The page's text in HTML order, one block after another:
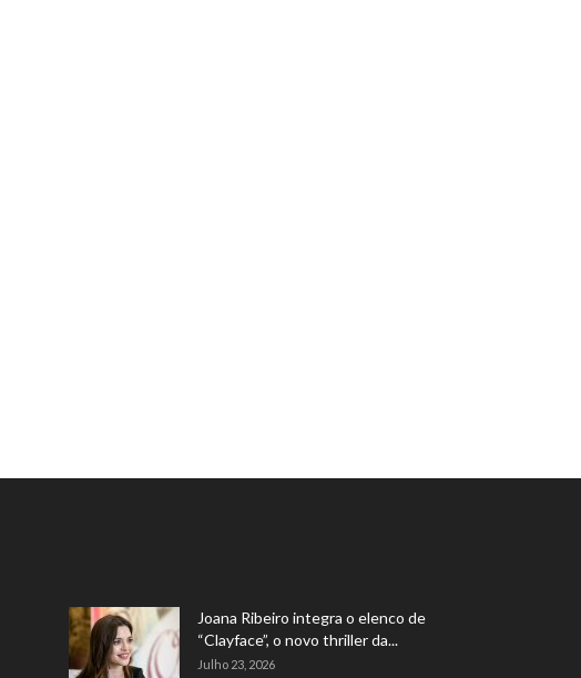
Joana Ribeiro integra o elenco de
“Clayface”, o novo thriller da...
Julho 23, 2026